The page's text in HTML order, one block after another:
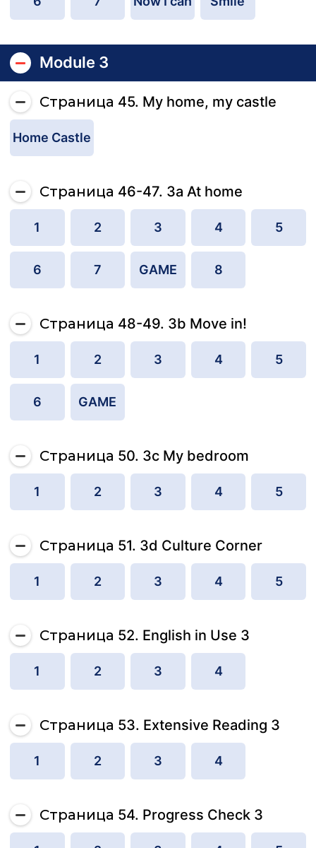
Module 3
Страница 45. My home, my castle
Home Castle
Страница 46-47. 3a At home
1 2 3 4 5
6 7 GAME 8
Страница 48-49. 3b Move in!
1 2 3 4 5
6 GAME
Страница 50. 3c My bedroom
1 2 3 4 5
Страница 51. 3d Culture Corner
1 2 3 4 5
Страница 52. English in Use 3
1 2 3 4
Страница 53. Extensive Reading 3
1 2 3 4
Страница 54. Progress Check 3